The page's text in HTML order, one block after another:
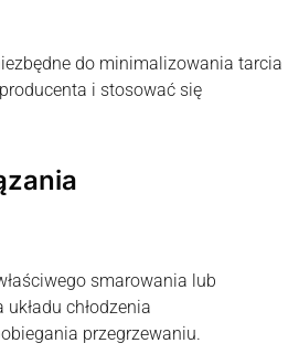
do minimalizowania tarcia
i stosować się
smarowania lub
chłodzenia
przegrzewaniu.